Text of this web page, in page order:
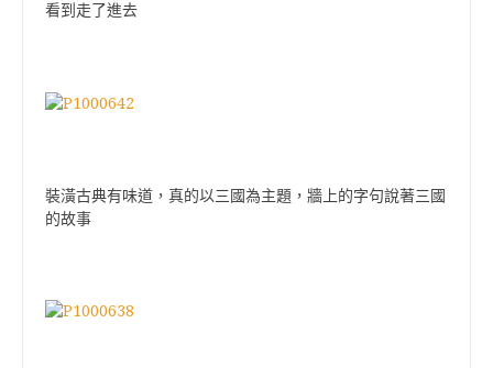
看到走了進去
裝潢古典有味道，真的以三國為主題，牆上的字句說著三國
的故事